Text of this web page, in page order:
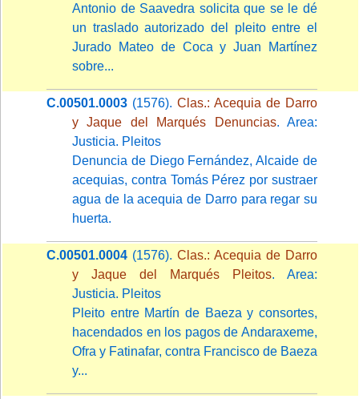
Antonio de Saavedra solicita que se le dé
un traslado autorizado del pleito entre el
Jurado Mateo de Coca y Juan Martínez
sobre...
C.00501.0003 (1576). Clas.: Acequia de Darro
y Jaque del Marqués Denuncias. Area:
Justicia. Pleitos
Denuncia de Diego Fernández, Alcaide de
acequias, contra Tomás Pérez por sustraer
agua de la acequia de Darro para regar su
huerta.
C.00501.0004 (1576). Clas.: Acequia de Darro
y Jaque del Marqués Pleitos. Area:
Justicia. Pleitos
Pleito entre Martín de Baeza y consortes,
hacendados en los pagos de Andaraxeme,
Ofra y Fatinafar, contra Francisco de Baeza
y...